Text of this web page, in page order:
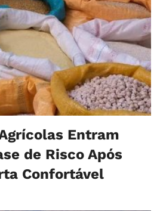
Entram
de Risco Após
Confortável